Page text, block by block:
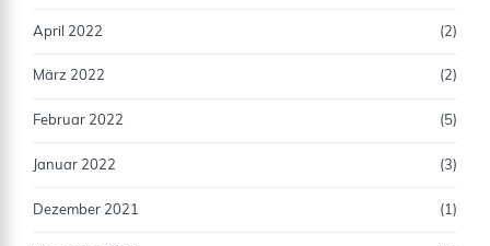
April 2022 (2)
März 2022 (2)
Februar 2022 (5)
Januar 2022 (3)
Dezember 2021 (1)